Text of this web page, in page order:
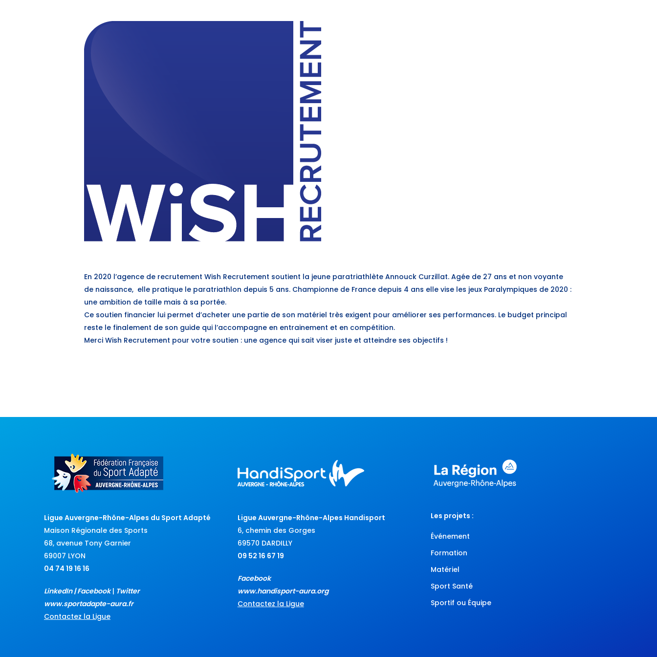
En 2020 l’agence de recrutement Wish Recrutement soutient la jeune paratriathlète Annouck Curzillat. Agée de 27 ans et non voyante
de naissance, elle pratique le paratriathlon depuis 5 ans. Championne de France depuis 4 ans elle vise les jeux Paralympiques de 2020 :
une ambition de taille mais à sa portée.
Ce soutien financier lui permet d’acheter une partie de son matériel très exigent pour améliorer ses performances. Le budget principal
reste le finalement de son guide qui l’accompagne en entrainement et en compétition.
Merci Wish Recrutement pour votre soutien : une agence qui sait viser juste et atteindre ses objectifs !
Ligue Auvergne-Rhône-Alpes du Sport Adapté
Maison Régionale des Sports
68, avenue Tony Garnier
69007 LYON
04 74 19 16 16
LinkedIn|Facebook| Twitter
www.sportadapte-aura.fr
Contactez la Ligue
Ligue Auvergne-Rhône-Alpes Handisport
6, chemin des Gorges
69570 DARDILLY
09 52 16 67 19
Facebook
www.handisport-aura.org
Contactez la Ligue
Les projets :
Événement
Formation
Matériel
Sport Santé
Sportif ou Équipe